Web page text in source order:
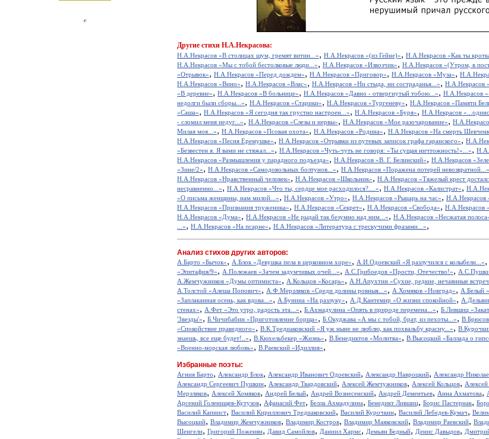
Другие стихи Н.А.Некрасова:
Н.А.Некрасов «В столицах шум, гремят витии...», Н.А.Некрасов «(из Гейне)», Н.А.Некрасов «Как ты
Н.А.Некрасов «Мы с тобой бестолковые люди...», Н.А.Некрасов «Извозчик», Н.А.Некрасов «(Утром, в
«Отрывок», Н.А.Некрасов «Перед дождем», Н.А.Некрасов «Приговор», Н.А.Некрасов «Муза»,
Н.А.Некрасов «Вино», Н.А.Некрасов «Влас», Н.А.Некрасов «Ни стыда, ни состраданья...», Н.А.Некрасов
«В деревне», Н.А.Некрасов «В больнице», Н.А.Некрасов «Давно - отвергнутый тобою...», Н.А.Некрасов
недолги были сборы...», Н.А.Некрасов «Старики», Н.А.Некрасов «Тургеневу», Н.А.Некрасов «Памяти
«Саша», Н.А.Некрасов «Я сегодня так грустно настроен...», Н.А.Некрасов «Буря», Н.А.Некрасов
- сломил меня недуг...», Н.А.Некрасов «Слезы и нервы», Н.А.Некрасов «Мое разочарование»,
Милая моя...», Н.А.Некрасов «Псовая охота», Н.А.Некрасов «Родина», Н.А.Некрасов «На смерть
Н.А.Некрасов «Песня Еремушке», Н.А.Некрасов «Отрывки из путевых записок графа гаранского»,
«Безвестен я. Я вами не стяжал...», Н.А.Некрасов «Чуть-чуть не говоря: «Ты сущая ничтожность!»...»,
Н.А.Некрасов «Размышления у парадного подъезда», Н.А.Некрасов «В. Г. Белинский», Н.А.Некрасов
«Зине/2», Н.А.Некрасов «Самодовольных болтунов...», Н.А.Некрасов «Поражена потерей невозвратной...»
Н.А.Некрасов «Нравственный человек», Н.А.Некрасов «Школьник», Н.А.Некрасов «Тяжелый крест
несравненно...», Н.А.Некрасов «Что ты, сердце мое расходилося?....», Н.А.Некрасов «Калистрат»,
«О письма женщины, нам милой...», Н.А.Некрасов «Утро», Н.А.Некрасов «Рыцарь на час», Н.А.Некрасов
Н.А.Некрасов «Признания труженика», Н.А.Некрасов «Секрет», Н.А.Некрасов «Свобода», Н.А.Некрасов
Н.А.Некрасов «Дума», Н.А.Некрасов «Не рыдай так безумно над ним...», Н.А.Некрасов «Несжатая
...», Н.А.Некрасов «На псарне», Н.А.Некрасов «Литература с трескучими фразами...»,
Анализ стихов других авторов:
А.Барто «Бычок», А.Блок «Девушка пела в церковном хоре», А.И.Одоевский «Я разлучился с колыбели...»,
«Эпитафия/9», А.Полежаев «Зачем задумчивых очей...», А.С.Грибоедов «Прости, Отечество!»,
А.Жемчужников «Думы оптимиста», А.Кольцов «Косарь», А.Н.Апухтин «Сухие, редкие, нечаянные
А.Толстой «Алеша Попович», А.Ф.Мерзляков «Среди долины ровныя...», А.Хомяков «Новград», А.Белый
«Заплаканная осень, как вдова...», А.Бунина «На разлуку», А.Д.Кантемир «О жизни спокойной»,
стенах», А.Фет «Это утро, радость эта...», Б.Ахмадулина «Опять в природе перемена...», Б.Лившиц
'Звезды'», Б.Чичибабин «Приготовление борща», Б.Окуджава «А мы с тобой, брат, из пехоты...»,
«Спокойствие праведного», В.К.Тредиаковский «Я уж ныне не люблю, как похвальбу красну...»,
знаешь, все еще будет!..», В.Кюхельбекер «Жизнь», В.Бенедиктов «Молитва», В.Высоцкий «Баллада о
«Военно-морская любовь», В.Раевский «Идиллия»,
Избранные поэты:
Агния Барто, Александр Блок, Александр Иванович Одоевский, Александр Навроцкий, Александр
Александр Сергеевич Пушкин, Александр Твардовский, Алексей Жемчужников, Алексей Кольцов,
Мерзляков, Алексей Хомяков, Андрей Белый, Андрей Вознесенский, Андрей Дементьев, Анна Ахматова,
Арсений Голенищев-Кутузов, Афанасий Фет, Белла Ахмадулина, Бенедикт Лившиц, Борис Пастернак,
Василий Капнист, Василий Кириллович Тредиаковский, Василий Курочкин, Василий Лебедев-Кумач,
Высоцкий, Владимир Жемчужников, Владимир Костров, Владимир Маяковский, Владимир Раевский,
Шенгели, Григорий Поженян, Давид Самойлов, Даниил Хармс, Демьян Бедный, Денис Давыдов,